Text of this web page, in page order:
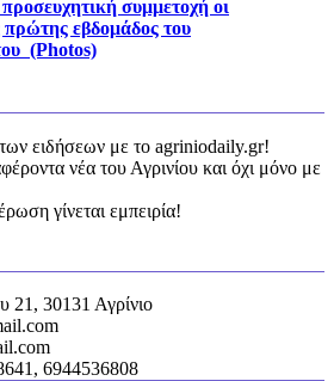
συμμετοχή οι
εβδομάδος του
(Photos)
ειδήσεων με το agriniodaily.gr!
νέα του Αγρινίου και όχι μόνο με
γίνεται εμπειρία!
21, 30131 Αγρίνιο
6944536808